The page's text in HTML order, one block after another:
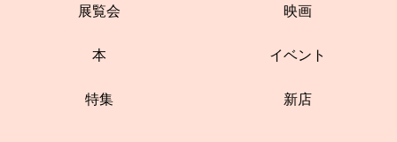
展覧会 映画
本 イベント
特集 新店